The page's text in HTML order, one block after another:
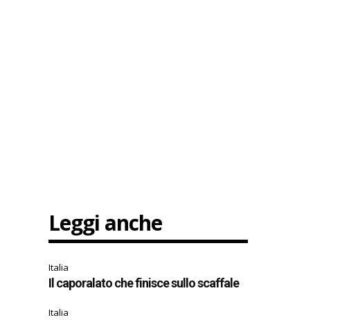
Leggi anche
Italia
Il caporalato che finisce sullo scaffale
Italia